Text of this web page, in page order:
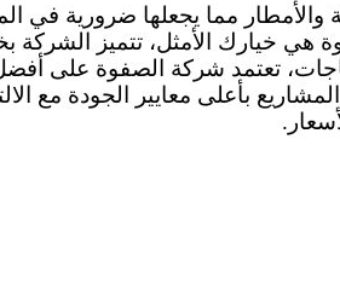
مما يجعلها ضرورية في
خيارك الأمثل، تتميز الشركة
تعتمد شركة الصفوة على
بأعلى معايير الجودة مع